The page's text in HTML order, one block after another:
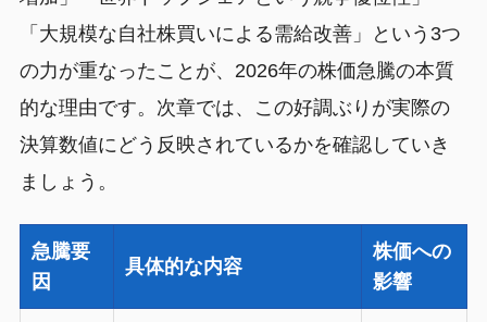
「大規模な自社株買いによる需給改善」という3つ
の力が重なったことが、2026年の株価急騰の本質
的な理由です。次章では、この好調ぶりが実際の
決算数値にどう反映されているかを確認していき
ましょう。
急騰要
因
具体的な内容
株価への
影響